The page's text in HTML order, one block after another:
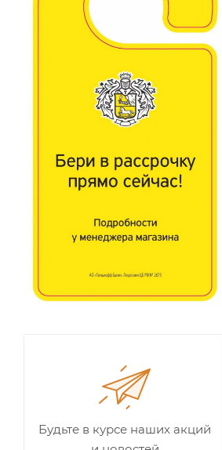
Будьте в курсе наших акций